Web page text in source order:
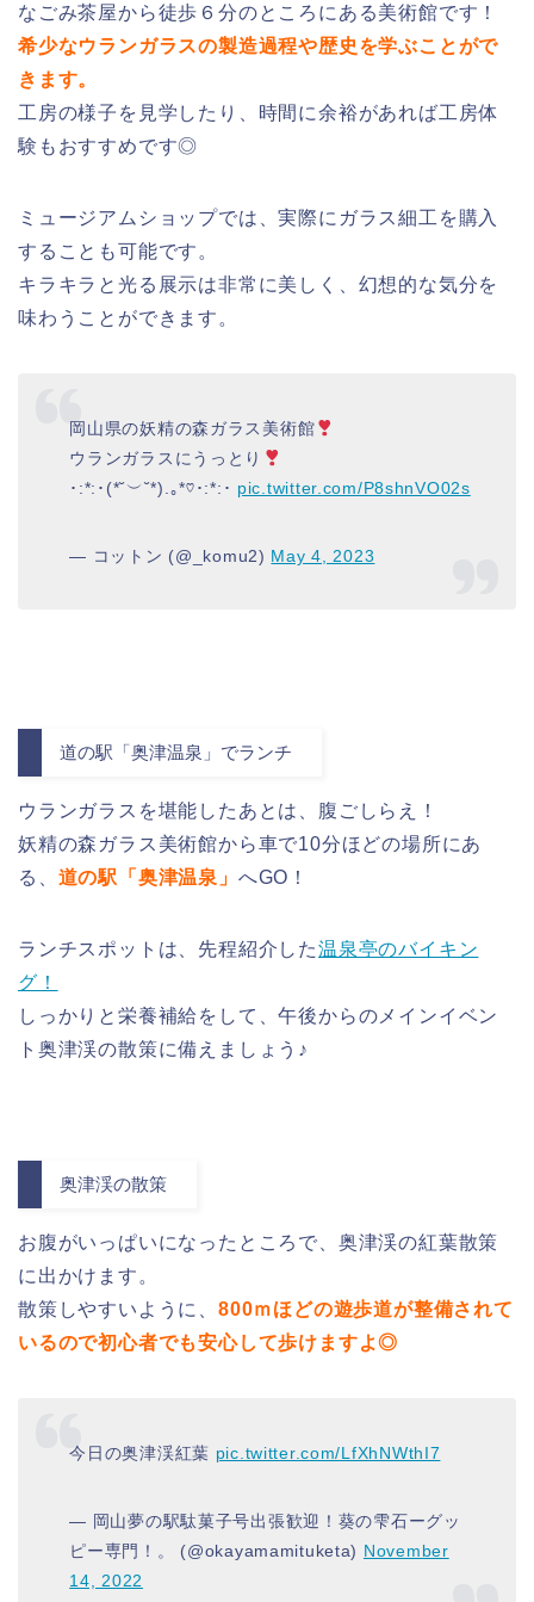
なごみ茶屋から徒歩６分のところにある美術館です！
希少なウランガラスの製造過程や歴史を学ぶことがで
きます。
工房の様子を見学したり、時間に余裕があれば工房体
験もおすすめです◎
ミュージアムショップでは、実際にガラス細工を購入
することも可能です。
キラキラと光る展示は非常に美しく、幻想的な気分を
味わうことができます。
岡山県の妖精の森ガラス美術館
ウランガラスにうっとり
･:*:･(*˘︶˘*).｡*♡･:*:･ pic.twitter.com/P8shnVO02s
— コットン (@_komu2) May 4, 2023
道の駅「奥津温泉」でランチ
ウランガラスを堪能したあとは、腹ごしらえ！
妖精の森ガラス美術館から車で10分ほどの場所にあ
る、 道の駅「奥津温泉」 へGO！
ランチスポットは、先程紹介した温泉亭のバイキン
グ！
しっかりと栄養補給をして、午後からのメインイベン
ト奥津渓の散策に備えましょう♪
奥津渓の散策
お腹がいっぱいになったところで、奥津渓の紅葉散策
に出かけます。
散策しやすいように、 800ｍほどの遊歩道が整備されて
いるので初心者でも安心して歩けますよ◎
今日の奥津渓紅葉 pic.twitter.com/LfXhNWthI7
— 岡山夢の駅駄菓子号出張歓迎！葵の雫石ーグッ
ピー専門！。 (@okayamamituketa) November
14, 2022